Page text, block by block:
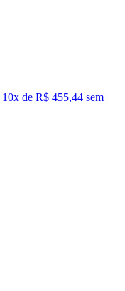
10x de R$ 455,44 sem